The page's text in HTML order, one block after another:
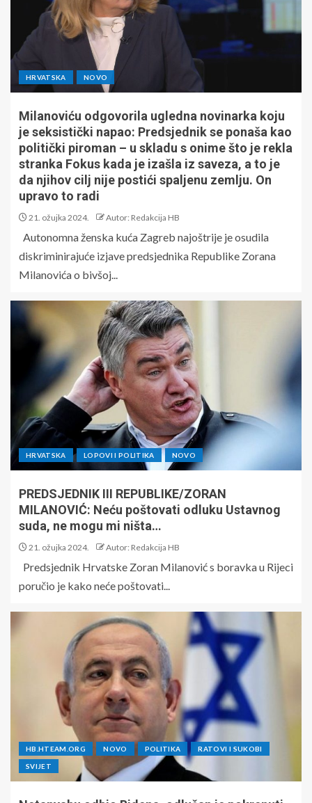
HRVATSKA NOVO
Milanoviću odgovorila ugledna novinarka koju
je seksistički napao: Predsjednik se ponaša kao
politički piroman – u skladu s onime što je rekla
stranka Fokus kada je izašla iz saveza, a to je
da njihov cilj nije postići spaljenu zemlju. On
upravo to radi
21. ožujka 2024. Autor: Redakcija HB
Autonomna ženska kuća Zagreb najoštrije je osudila
diskriminirajuće izjave predsjednika Republike Zorana
Milanovića o bivšoj...
HRVATSKA LOPOVI I POLITIKA NOVO
PREDSJEDNIK III REPUBLIKE/ZORAN
MILANOVIĆ: Neću poštovati odluku Ustavnog
suda, ne mogu mi ništa…
21. ožujka 2024. Autor: Redakcija HB
Predsjednik Hrvatske Zoran Milanović s boravka u Rijeci
poručio je kako neće poštovati...
HB.HTEAM.ORG NOVO POLITIKA RATOVI I SUKOBI
SVIJET